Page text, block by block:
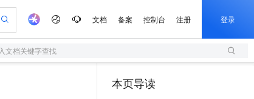
文档 备案 控制台 注册 登录
文档关键字查找
本页导读
百炼
轻量应用服务器
一句话生成原生可编辑精美 PPT 文稿
AI 活动
AI 生产力先锋
阿里云 OPC 创新助力计划
专业服务
服务伙伴合作计划
Al MaaS 服务伙伴赋能合作
开发者社区
加入我们